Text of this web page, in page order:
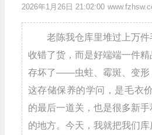
2026年1月26日 21:02:00
老陈我仓库里堆过上万
收错了货，而是好端端一件
存坏了——虫蛀、霉斑、变形
这存储保养的学问，是毛衣价
的最后一道关，也是很多新
的地方。今天，我就把我们